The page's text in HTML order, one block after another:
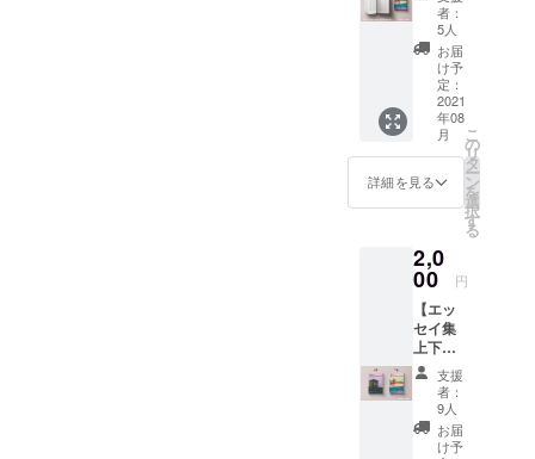
い。
の通り
に、巻
末の
「ご支
援者一
覧」に
掲載し
ます。
■エッセ
イ集巻
希望し
ない場
合 その
旨備考
欄にご
入力く
ださ
い。
載する
「ご支
援者一
覧」に
あなた
のお名
前を掲
載しま
す。 岡
崎デザ
スト
カード
セッ
ト」を
お送り
しま
す。
（内容
は写真
をご参
照くだ
＋エッ
セイ集
巻末に
お名前
掲載
（希望
者の
み）＋
缶バッ
ジセッ
ト】
エッセ
（下
巻）を1
冊お届
けしま
す。 巻
末に掲
載する
「ご支
援者一
覧」に
あなた
者：
5人
お届
け予
定：
2021
年08
月
詳細を見る
こ
の
リ
タ
ー
ン
を
選
択
す
る
2,0
00 円
【エッ
セイ集
上下巻
セット
＋エッ
セイ集
巻末に
お名前
支援
者：
9人
お届
け予